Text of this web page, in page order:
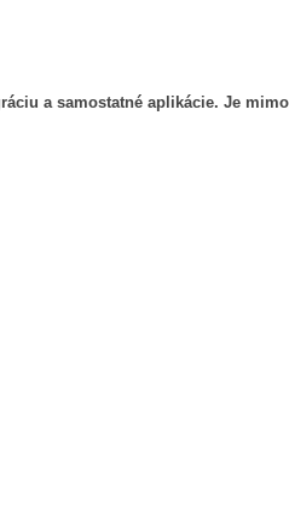
a samostatné aplikácie. Je